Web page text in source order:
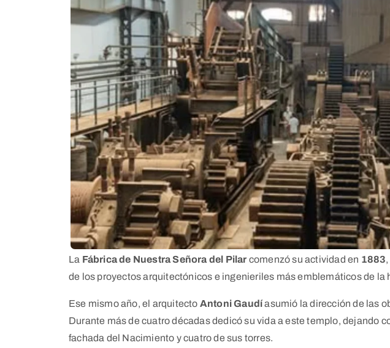
La Fábrica de Nuestra Señora del Pilar comenzó su actividad en 1883
de los proyectos arquitectónicos e ingenieriles más emblemáticos de la
Ese mismo año, el arquitecto Antoni Gaudíasumió la dirección de las
Durante más de cuatro décadas dedicó su vida a este templo, dejando
fachada del Nacimiento y cuatro de sus torres.